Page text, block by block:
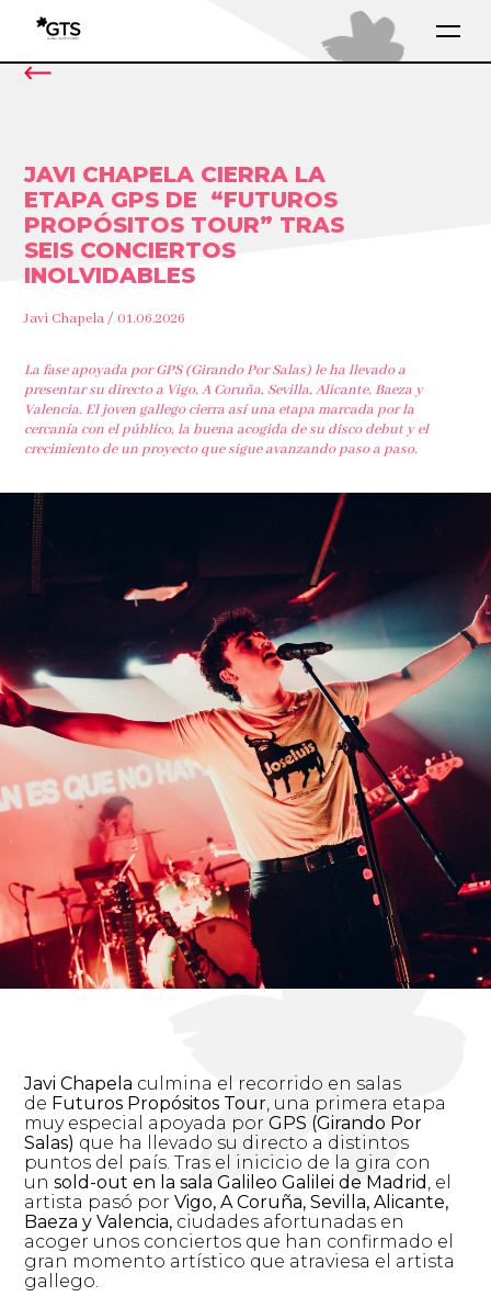
JAVI CHAPELA CIERRA LA
ETAPA GPS DE “FUTUROS
PROPÓSITOS TOUR” TRAS
SEIS CONCIERTOS
INOLVIDABLES
Javi Chapela / 01.06.2026
La fase apoyada por GPS (Girando Por Salas) le ha llevado a
presentar su directo a Vigo, A Coruña, Sevilla, Alicante, Baeza y
Valencia. El joven gallego cierra así una etapa marcada por la
cercanía con el público, la buena acogida de su disco debut y el
crecimiento de un proyecto que sigue avanzando paso a paso.
Javi Chapela culmina el recorrido en salas
de Futuros Propósitos Tour , una primera etapa
muy especial apoyada por GPS (Girando Por
Salas) que ha llevado su directo a distintos
puntos del país. Tras el inicicio de la gira con
unsold-out en la sala Galileo Galilei de Madrid , el
artista pasó porVigo, A Coruña, Sevilla, Alicante,
Baeza y Valencia, ciudades afortunadas en
acoger unos conciertos que han confirmado el
gran momento artístico que atraviesa el artista
gallego.